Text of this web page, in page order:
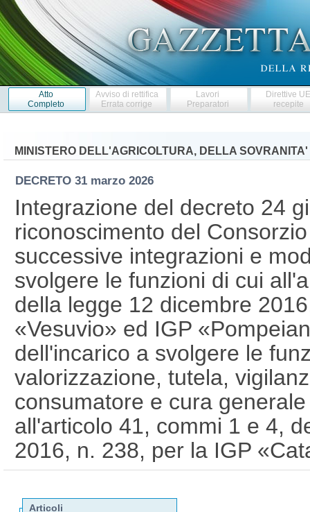
Atto
Completo
Avviso di rettifica
Errata corrige
Lavori
Preparatori
Direttive
recepite
MINISTERO DELL'AGRICOLTURA, DELLA
DECRETO 31 marzo 2026
Integrazione del decreto 24
riconoscimento del
successive integrazioni e
svolgere le funzioni di cui
della legge 12 dicembre
«Vesuvio» ed IGP
dell'incarico a svolgere le
valorizzazione, tutela,
consumatore e cura
all'articolo 41, commi 1 e 4,
2016, n. 238, per la IGP
Somma». (26A01704)(GU
04-2026)